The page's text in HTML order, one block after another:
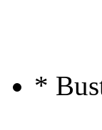
*